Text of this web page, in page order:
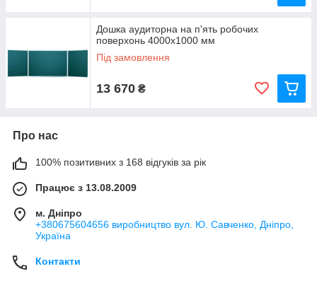
Дошка аудиторна на п'ять робочих
поверхонь 4000х1000 мм
Під замовлення
13 670 ₴
Про нас
100% позитивних з 168 відгуків за рік
Працює з 13.08.2009
м. Дніпро
+380675604656 виробництво вул. Ю. Савченко, Дніпро,
Україна
Контакти